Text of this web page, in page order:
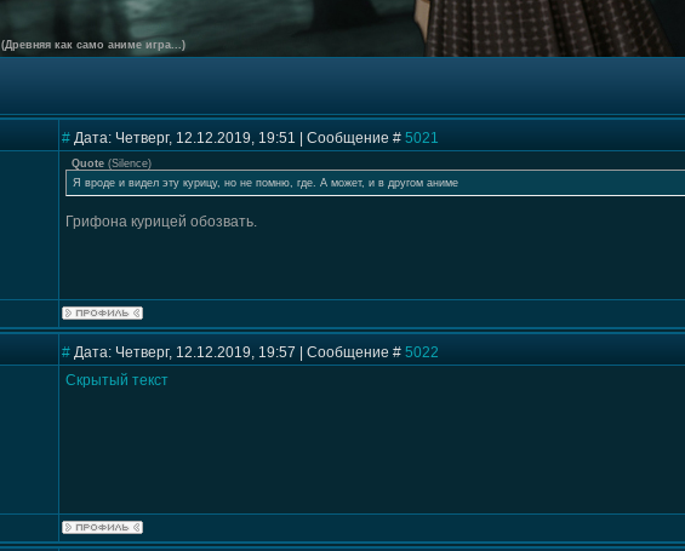
(Древняя как само аниме игра...)
# Дата: Четверг, 12.12.2019, 19:51 | Сообщение # 5021
Quote (Silence)
Я вроде и видел эту курицу, но не помню, где. А может, и в другом аниме
Грифона курицей обозвать.
# Дата: Четверг, 12.12.2019, 19:57 | Сообщение # 5022
Скрытый текст